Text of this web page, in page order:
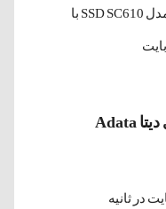
طراحی هارد اکسترنال ای دیتا مدل SSD SC610 با
ویژگی‌های هارد اکسترنال ای دیتا Adata